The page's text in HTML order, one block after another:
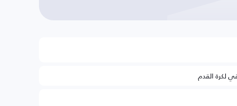
لكرة القدم